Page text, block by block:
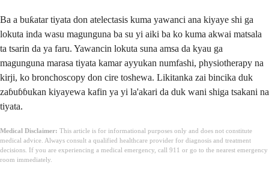
Ba a buƙatar tiyata don atelectasis kuma yawanci ana kiyaye shi ga
lokuta inda wasu magunguna ba su yi aiki ba ko kuma akwai matsala
ta tsarin da ya faru. Yawancin lokuta suna amsa da kyau ga
magunguna marasa tiyata kamar ayyukan numfashi, physiotherapy na
kirji, ko bronchoscopy don cire toshewa. Likitanka zai bincika duk
zaɓuɓɓukan kiyayewa kafin ya yi la'akari da duk wani shiga tsakani na
tiyata.
Medical Disclaimer: This article is for informational purposes only and does not constitute
medical advice. Always consult a qualified healthcare provider for diagnosis and treatment
decisions. If you are experiencing a medical emergency, call 911 or go to the nearest emergency
room immediately.